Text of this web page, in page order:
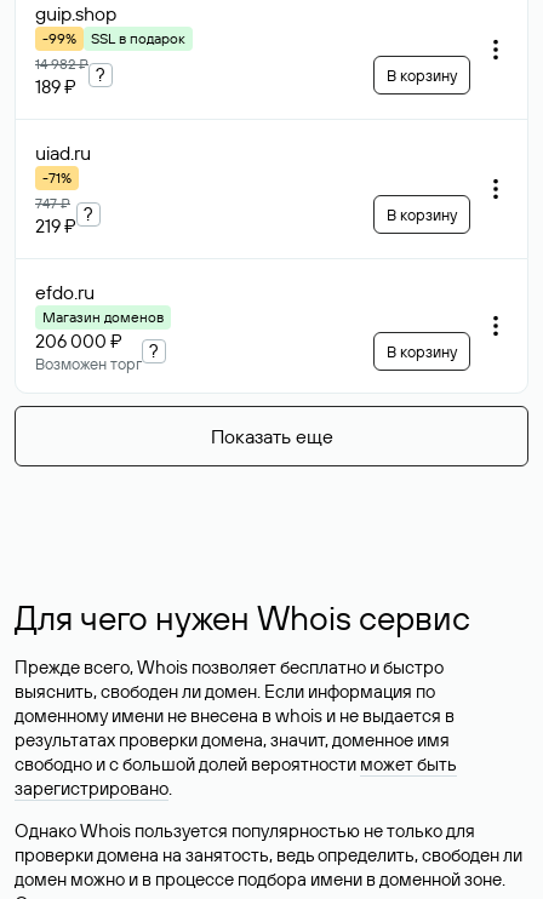
guip.shop
-99%
SSL в подарок
14 982 ₽
189 ₽
? В корзину
uiad.ru
-71%
747 ₽
219 ₽
? В корзину
efdo.ru
Магазин доменов
206 000 ₽
Возможен торг
? В корзину
Показать еще
Для чего нужен Whois сервис
Прежде всего, Whois позволяет бесплатно и быстро
выяснить, свободен ли домен. Если информация по
доменному имени не внесена в whois и не выдается в
результатах проверки домена, значит, доменное имя
свободно и с большой долей вероятности может быть
зарегистрировано.
Однако Whois пользуется популярностью не только для
проверки домена на занятость, ведь определить, свободен ли
домен можно и в процессе подбора имени в доменной зоне.